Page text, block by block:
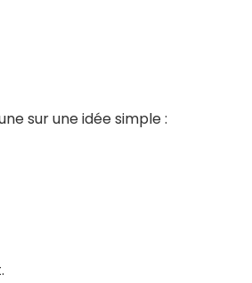
sur une idée simple :